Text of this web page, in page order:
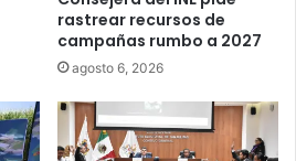
rastrear recursos de
campañas rumbo a 2027
agosto 6, 2026